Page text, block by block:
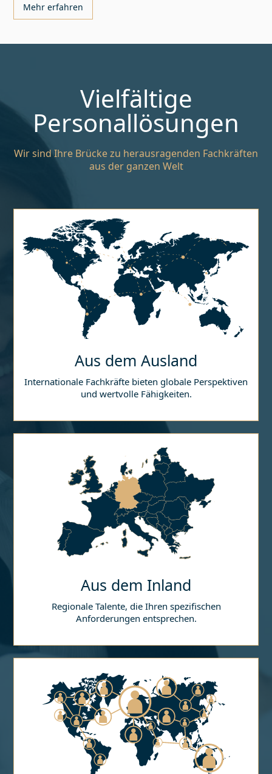
Mehr erfahren
Vielfältige
Personallösungen
Wir sind Ihre Brücke zu herausragenden Fachkräften
aus der ganzen Welt
Aus dem Ausland
Internationale Fachkräfte bieten globale Perspektiven
und wertvolle Fähigkeiten.
Aus dem Inland
Regionale Talente, die Ihren spezifischen
Anforderungen entsprechen.